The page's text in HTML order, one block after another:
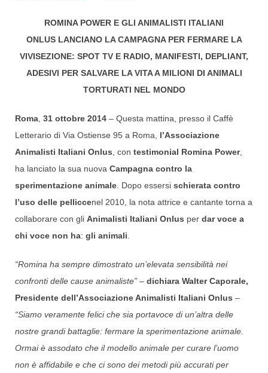
ROMINA POWER E GLI ANIMALISTI ITALIANI
ONLUS LANCIANO LA CAMPAGNA PER FERMARE LA
VIVISEZIONE: SPOT TV E RADIO, MANIFESTI, DEPLIANT,
ADESIVI PER SALVARE LA VITA A MILIONI DI ANIMALI
TORTURATI NEL MONDO
Roma 31 ottobre 2014 – Questa mattina, presso il Caffè
Letterario di Via Ostiense 95 a Roma, l’Associazione
Animalisti Italiani Onlus , con testimonial Romina Power,
ha lanciato la sua nuova Campagna contro la
sperimentazione animale . Dopo essersi schierata contro
l’uso delle pelliccenel 2010, la nota attrice e cantante torna a
collaborare con gli Animalisti Italiani Onlus per dar voce a
chi voce non ha: gli animali
“Romina ha sempre dimostrato un’elevata sensibilità nei
confronti delle cause animaliste” – dichiara Walter Caporale,
Presidente dell’Associazione Animalisti Italiani Onlus –
“Siamo veramente felici che sia portavoce di un’altra delle
nostre grandi battaglie: fermare la sperimentazione animale.
Ormai è assodato che il modello animale per curare l’uomo
non è affidabile e che ci sono dei metodi più accurati per